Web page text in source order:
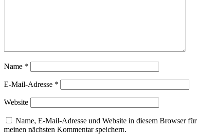
Name *
E-Mail-Adresse *
Website
Name, E-Mail-Adresse und Website in diesem Browser für
meinen nächsten Kommentar speichern.